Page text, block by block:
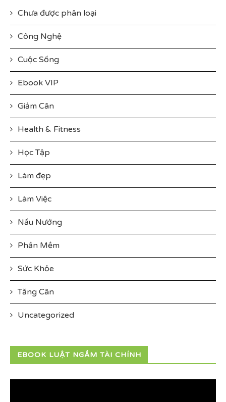
Chưa được phân loại
Công Nghệ
Cuộc Sống
Ebook VIP
Giảm Cân
Health & Fitness
Học Tập
Làm đẹp
Làm Việc
Nấu Nướng
Phần Mềm
Sức Khỏe
Tăng Cân
Uncategorized
EBOOK LUẬT NGẦM TÀI CHÍNH